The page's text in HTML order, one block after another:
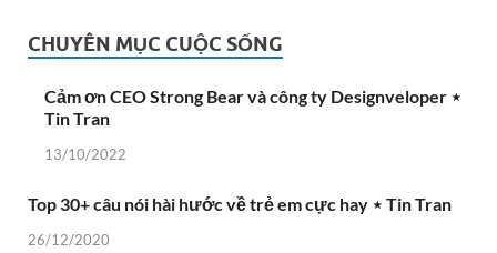
CHUYÊN MỤC CUỘC SỐNG
Cảm ơn CEO Strong Bear và công ty Designveloper ⋆
Tin Tran
13/10/2022
Top 30+ câu nói hài hước về trẻ em cực hay ⋆ Tin Tran
26/12/2020